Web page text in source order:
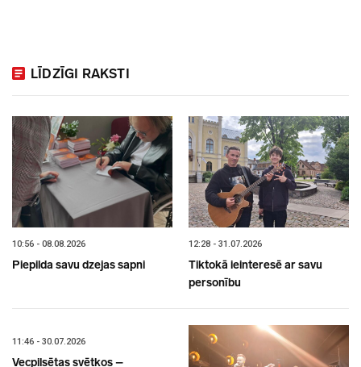
LĪDZĪGI RAKSTI
10:56 - 08.08.2026
Piepilda savu dzejas sapni
12:28 - 31.07.2026
Tiktokā ieinteresē ar savu
personību
11:46 - 30.07.2026
Vecpilsētas svētkos –